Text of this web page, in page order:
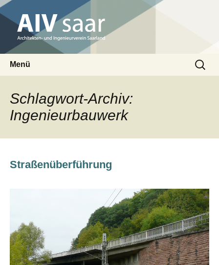
AIV saar
Architekten- und Ingenieurverein Saarland
Menü
Inhalt
springen
Suchen
nach:
Schlagwort-Archiv:
Ingenieurbauwerk
Straßenüberführung